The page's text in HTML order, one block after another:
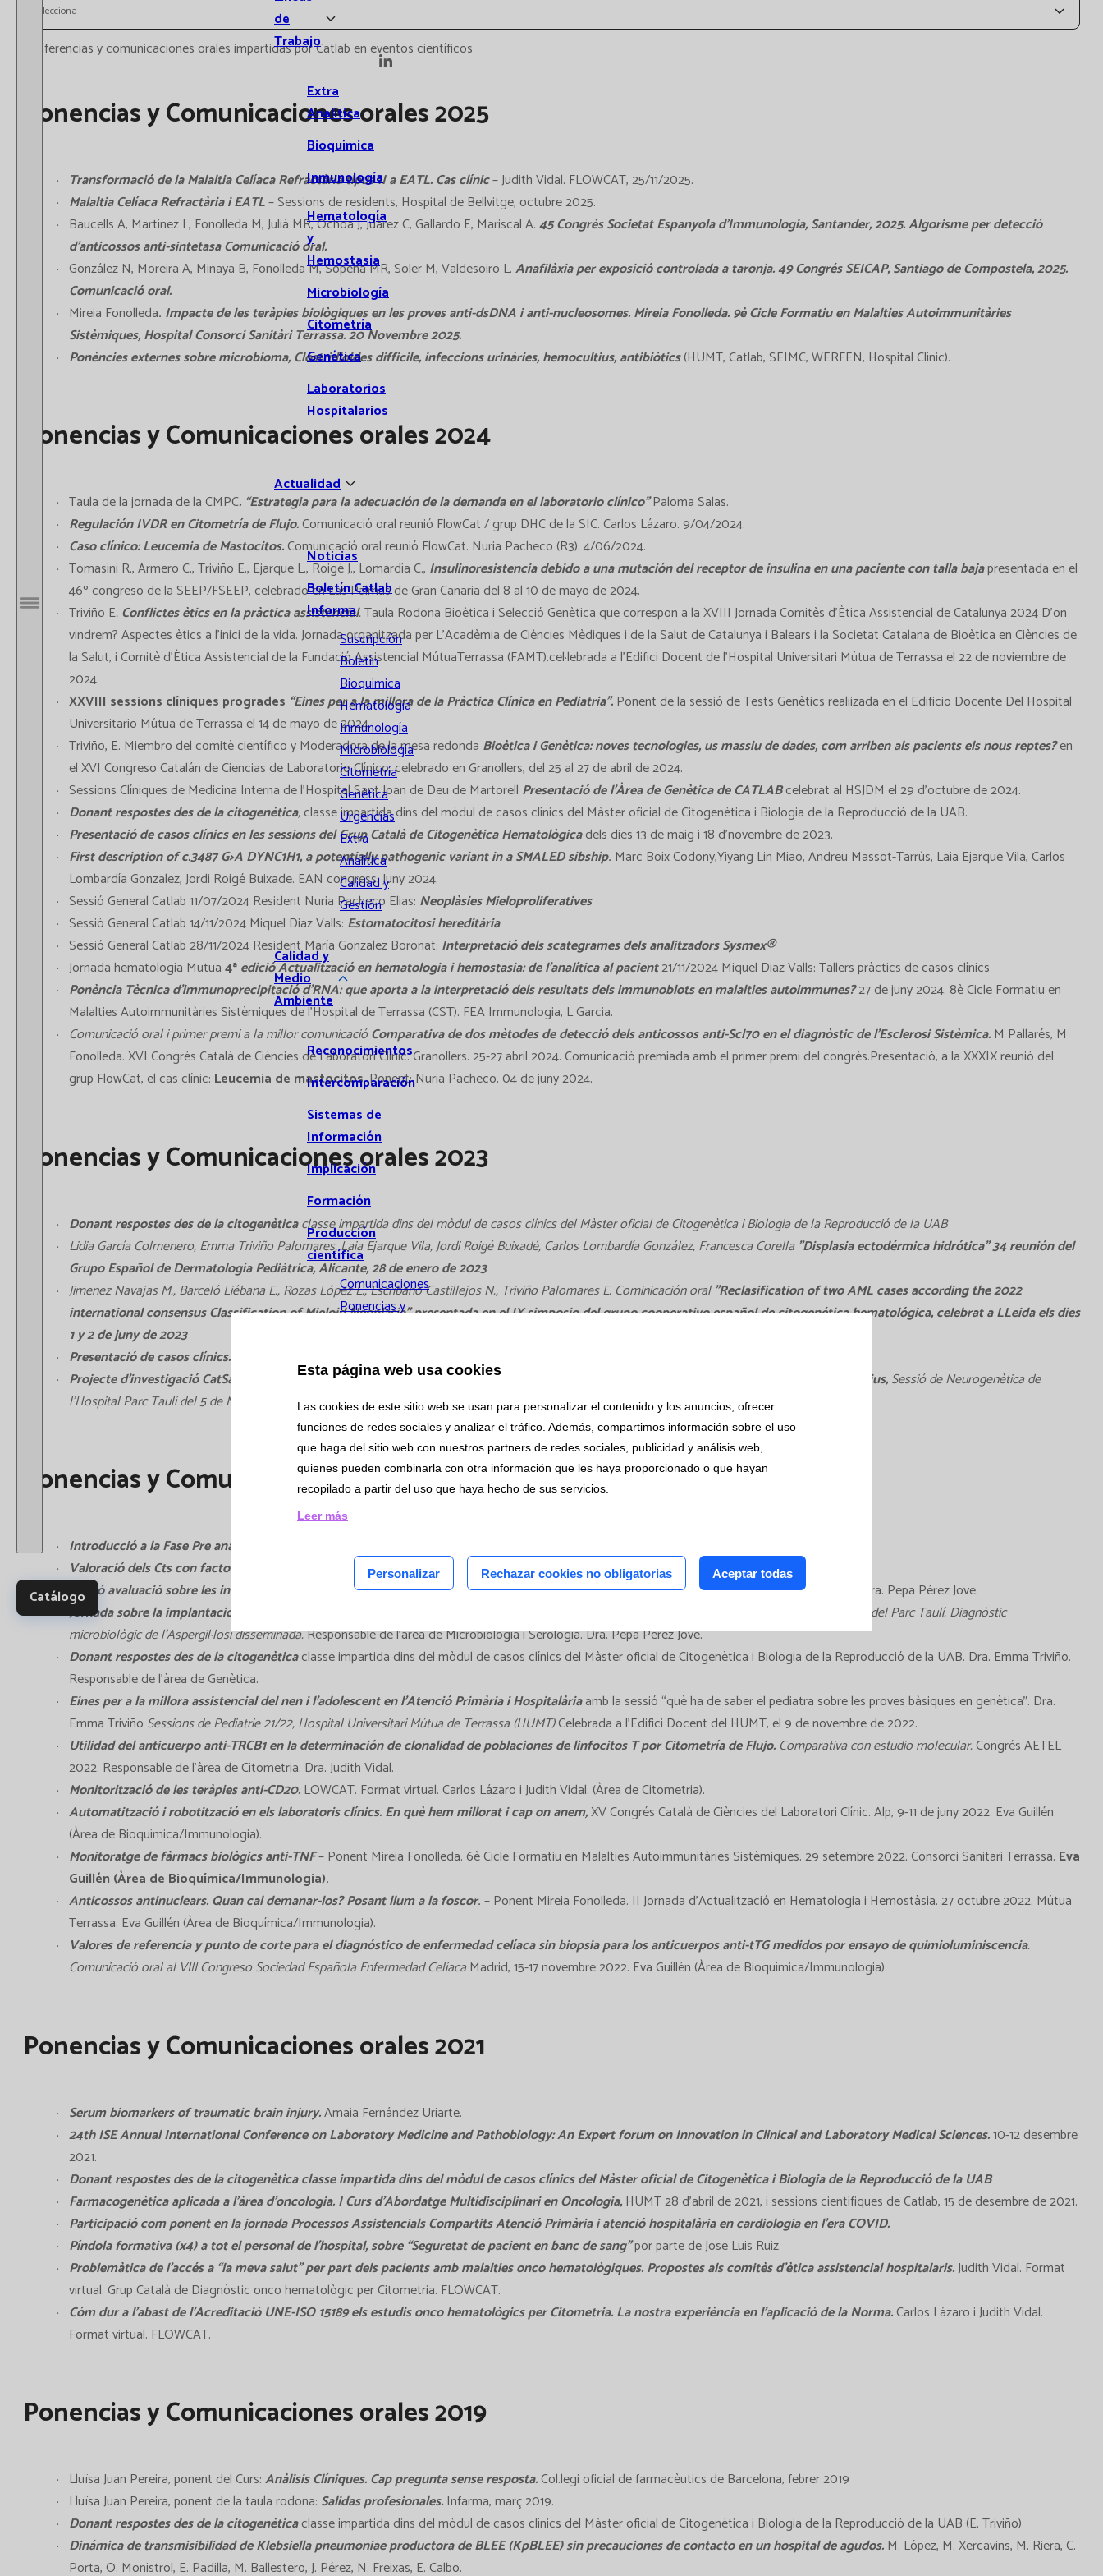
Abrir / Cerrar menú
de
Trabajo
Extra
Analítica
Bioquímica
Inmunología
Hematología
y
Hemostasia
Microbiología
Citometría
Genética
Laboratorios
Hospitalarios
Actualidad
Noticias
Boletín Catlab
Informa
Suscripción
Boletín
Bioquímica
Hematología
Inmunología
Microbiología
Citometría
Genética
Urgencias
Extra
Analítica
Calidad y
Gestión
Calidad y
Medio
Ambiente
Reconocimientos
Intercomparación
Sistemas de
Información
Implicación
Formación
Producción
científica
Comunicaciones
Ponencias y
Publicaciones
doctorales
Investigación
Ensayos clínicos
y Estudios
multicéntricos
Catálogo
Selecciona
Conferencias y comunicaciones orales impartidas por Catlab en eventos científicos
Ponencias y Comunicaciones orales 2025
Transformació de la Malaltia Celíaca Refractària tipus II a EATL. Cas clínic– Judith Vidal. FLOWCAT, 25/11/2025.
Malaltia Celíaca Refractària i EATL– Sessions de residents, Hospital de Bellvitge, octubre 2025.
Baucells A, Martínez L, Fonolleda M, Julià MR, Ochoa J, Juárez C, Gallardo E, Mariscal A.45 Congrés Societat Espanyola d’Immunologia, Santander, 2025. Algorisme per detecció
d’anticossos anti-sintetasa Comunicació oral.
González N, Moreira A, Minaya B, Fonolleda M, Sopena MR, Soler M, Valdesoiro L.Anafilàxia per exposició controlada a taronja. 49 Congrés SEICAP, Santiago de Compostela, 2025.
Comunicació oral.
Mireia Fonolleda. Impacte de les teràpies biològiques en les proves anti-dsDNA i anti-nucleosomes. Mireia Fonolleda. 9è Cicle Formatiu en Malalties Autoimmunitàries
Sistèmiques, Hospital Consorci Sanitàri Terrassa. 20 Novembre 2025.
Ponències externes sobre microbioma, Clostridioides difficile, infeccions urinàries, hemocultius, antibiòtics(HUMT, Catlab, SEIMC, WERFEN, Hospital Clínic).
Ponencias y Comunicaciones orales 2024
Taula de la jornada de la CMPC. “Estrategia para la adecuación de la demanda en el laboratorio clínico”Paloma Salas.
Regulación IVDR en Citometría de Flujo.Comunicació oral reunió FlowCat / grup DHC de la SIC. Carlos Lázaro. 9/04/2024.
Caso clínico: Leucemia de Mastocitos.Comunicació oral reunió FlowCat. Nuria Pacheco (R3). 4/06/2024.
Tomasini R., Armero C., Triviño E., Ejarque L., Roigé J., Lomardía C., Insulinoresistencia debido a una mutación del receptor de insulina en una paciente con talla bajapresentada en el
46º congreso de la SEEP/FSEEP, celebrado en Las Palmas de Gran Canaria del 8 al 10 de mayo de 2024.
Triviño E.Conflictes ètics en la pràctica assistencial.Taula Rodona Bioètica i Selecció Genètica que correspon a la XVIII Jornada Comitès d’Ètica Assistencial de Catalunya 2024 D’on
vindrem? Aspectes ètics a l’inici de la vida. Jornada organitzada per L’Acadèmia de Ciències Mèdiques i de la Salut de Catalunya i Balears i la Societat Catalana de Bioètica en Ciències de
la Salut, i Comitè d’Ètica Assistencial de la Fundació Assistencial MútuaTerrassa (FAMT).cel·lebrada a l’Edifici Docent de l’Hospital Universitari Mútua de Terrassa el 22 de noviembre de
2024.
XXVIII sessions clíniques progrades “Eines per a la millora de la Pràctica Clínica en Pediatria”.Ponent de la sessió de Tests Genètics realiizada en el Edificio Docente Del Hospital
Universitario Mútua de Terrassa el 14 de mayo de 2024.
Triviño, E. Miembro del comitè científico y Moderadora de la mesa redonda Bioètica i Genètica: noves tecnologies, us massiu de dades, com arriben als pacients els nous reptes?en
el XVI Congreso Catalán de Ciencias de Laboratorio Clínico, celebrado en Granollers, del 25 al 27 de abril de 2024.
Sessions Clíniques de Medicina Interna de l’Hospital Sant Joan de Deu de Martorell Presentació de l’Àrea de Genètica de CATLABcelebrat al HSJDM el 29 d’octubre de 2024.
Donant respostes des de la citogenètica,classe impartida dins del mòdul de casos clínics del Màster oficial de Citogenètica i Biologia de la Reproducció de la UAB.
Presentació de casos clínics en les sessions del Grup Català de Citogenètica Hematològicadels dies 13 de maig i 18 d’novembre de 2023.
First description of c.3487 G>A DYNC1H1, a potentially pathogenic variant in a SMALED sibship. Marc Boix Codony,Yiyang Lin Miao, Andreu Massot-Tarrús, Laia Ejarque Vila, Carlos
Lombardía Gonzalez, Jordi Roigé Buixade. EAN congress. Juny 2024.
Sessió General Catlab 11/07/2024 Resident Nuria Pacheco Elias: Neoplàsies Mieloproliferatives
Sessió General Catlab 14/11/2024 Miquel Diaz Valls: Estomatocitosi hereditària
Sessió General Catlab 28/11/2024 Resident María Gonzalez Boronat: Interpretació dels scategrames dels analitzadors Sysmex®
Jornada hematologia Mutua4ªedició Actualització en hematologia i hemostasia: de l’analítica al pacient21/11/2024 Miquel Diaz Valls: Tallers pràctics de casos clínics
Ponència Tècnica d'immunoprecipitació d'RNA: que aporta a la interpretació dels resultats dels immunoblots en malalties autoimmunes?27 de juny 2024. 8è Cicle Formatiu en
Malalties Autoimmunitàries Sistèmiques de l’Hospital de Terrassa (CST). FEA Immunologia, L Garcia.
Comunicació oral i primer premi a la millor comunicacióComparativa de dos mètodes de detecció dels anticossos anti-Scl70 en el diagnòstic de l’Esclerosi Sistèmica.M Pallarés, M
Fonolleda. XVI Congrés Català de Ciències de Laboratori Clínic. Granollers. 25-27 abril 2024. Comunicació premiada amb el primer premi del congrés.Presentació, a la XXXIX reunió del
grup FlowCat, el cas clínic: Leucemia de mastocitos. Ponent: Nuria Pacheco. 04 de juny 2024.
Ponencias y Comunicaciones orales 2023
Donant respostes des de la citogenèticaclasse impartida dins del mòdul de casos clínics del Màster oficial de Citogenètica i Biologia de la Reproducció de la UAB
Lidia García Colmenero, Emma Triviño Palomares, Laia Ejarque Vila, Jordi Roigé Buixadé, Carlos Lombardía González, Francesca Corella"Displasia ectodérmica hidrótica" 34 reunión del
Grupo Español de Dermatología Pediátrica, Alicante, 28 de enero de 2023
Jimenez Navajas M., Barceló Liébana E., Rozas López L., Escribano Castillejos N., Triviño Palomares E. Cominicación oral"Reclasification of two AML cases according the 2022
international consensus Classification of Mieloid Neoplasia" presentada en el IX simposio del grupo cooperativo español de citogenética hematológica, celebrat a LLeida els dies
1 y 2 de juny de 2023
Presentació de casos clínics.
Projecte d’investigació CatSalut 2018-2020. Intervencions Farmacogenètiques Ràpides per millorar el Tractament amb Fàrmacs Antidepressius,Sessió de Neurogenètica de
l’Hospital Parc Taulí del 5 de Maig de 2023
Ponencias y Comunicaciones orales 2022
Introducció a la Fase Pre analítica: El Inicio de la mostra.
Valoració dels Cts con factor de agressivitat HUMT
Responsable de l’àrea de Microbiologia i Serologia. Dra. Pepa Pérez Jove.
Sessió avaluació sobre les infeccions hospitalàries. Implantació PROA HUMT, CST, HSJDM.Responsable de l’àrea de Microbiologia i Serologia. Dra. Pepa Pérez Jove.
Jornada sobre la implantació del nou sistema d’interpretació microbiològica segons EUCAT.
Primària de l’ICS, conjuntament amb microbiologia del Parc Taulí. Diagnòstic
microbiològic de l’Aspergil·losi disseminada.Responsable de l’àrea de Microbiologia i Serologia. Dra. Pepa Pérez Jove.
Donant respostes des de la citogenèticaclasse impartida dins del mòdul de casos clínics del Màster oficial de Citogenètica i Biologia de la Reproducció de la UAB. Dra. Emma Triviño.
Responsable de l’àrea de Genètica.
Eines per a la millora assistencial del nen i l’adolescent en l’Atenció Primària i Hospitalàriaamb la sessió “què ha de saber el pediatra sobre les proves bàsiques en genètica”. Dra.
Emma Triviño Sessions de Pediatrie 21/22, Hospital Universitari Mútua de Terrassa (HUMT)Celebrada a l’Edifici Docent del HUMT, el 9 de novembre de 2022.
Utilidad del anticuerpo anti-TRCB1 en la determinación de clonalidad de poblaciones de linfocitos T por Citometría de Flujo. Comparativa con estudio molecular.Congrés AETEL
2022. Responsable de l’àrea de Citometria. Dra. Judith Vidal.
Monitorització de les teràpies anti-CD20.LOWCAT. Format virtual. Carlos Lázaro i Judith Vidal. (Àrea de Citometria).
Automatització i robotització en els laboratoris clínics. En què hem millorat i cap on anem,XV Congrés Català de Ciències del Laboratori Clínic. Alp, 9-11 de juny 2022. Eva Guillén
(Àrea de Bioquímica/Immunologia).
Monitoratge de fàrmacs biològics anti-TNF– Ponent Mireia Fonolleda. 6è Cicle Formatiu en Malalties Autoimmunitàries Sistèmiques. 29 setembre 2022. Consorci Sanitari Terrassa. Eva
Guillén (Àrea de Bioquímica/Immunologia).
Anticossos antinuclears. Quan cal demanar-los? Posant llum a la foscor.– Ponent Mireia Fonolleda. II Jornada d’Actualització en Hematologia i Hemostàsia. 27 octubre 2022. Mútua
Terrassa. Eva Guillén (Àrea de Bioquímica/Immunologia).
Valores de referencia y punto de corte para el diagnóstico de enfermedad celíaca sin biopsia para los anticuerpos anti-tTG medidos por ensayo de quimioluminiscencia.
Comunicació oral al VIII Congreso Sociedad Española Enfermedad CelíacaMadrid, 15-17 novembre 2022. Eva Guillén (Àrea de Bioquímica/Immunologia).
Ponencias y Comunicaciones orales 2021
Serum biomarkers of traumatic brain injury.Amaia Fernández Uriarte.
24th ISE Annual International Conference on Laboratory Medicine and Pathobiology: An Expert forum on Innovation in Clinical and Laboratory Medical Sciences.10-12 desembre
2021.
Donant respostes des de la citogenètica classe impartida dins del mòdul de casos clínics del Màster oficial de Citogenètica i Biologia de la Reproducció de la UAB
Farmacogenètica aplicada a l’àrea d’oncologia. I Curs d'Abordatge Multidisciplinari en Oncologia,HUMT 28 d’abril de 2021, i sessions científiques de Catlab, 15 de desembre de 2021.
Participació com ponent en la jornada Processos Assistencials Compartits Atenció Primària i atenció hospitalària en cardiologia en l’era COVID.
Píndola formativa (x4) a tot el personal de l’hospital, sobre “Seguretat de pacient en banc de sang”por parte de Jose Luis Ruiz.
Problemàtica de l’accés a “la meva salut” per part dels pacients amb malalties onco hematològiques. Propostes als comitès d’ètica assistencial hospitalaris.Judith Vidal. Format
virtual. Grup Català de Diagnòstic onco hematològic per Citometria. FLOWCAT.
Cóm dur a l’abast de l’Acreditació UNE-ISO 15189 els estudis onco hematològics per Citometria. La nostra experiència en l’aplicació de la Norma.Carlos Lázaro i Judith Vidal.
Format virtual. FLOWCAT.
Ponencias y Comunicaciones orales 2019
Lluïsa Juan Pereira, ponent del Curs:Anàlisis Clíniques. Cap pregunta sense resposta.Col.legi oficial de farmacèutics de Barcelona, febrer 2019
Lluïsa Juan Pereira, ponent de la taula rodona: Salidas profesionales.Infarma, març 2019.
Donant respostes des de la citogenèticaclasse impartida dins del mòdul de casos clínics del Màster oficial de Citogenètica i Biologia de la Reproducció de la UAB (E. Triviño)
Dinámica de transmisibilidad de Klebsiella pneumoniae productora de BLEE (KpBLEE) sin precauciones de contacto en un hospital de agudos.M. López, M. Xercavins, M. Riera, C.
Porta, O. Monistrol, E. Padilla, M. Ballestero, J. Pérez, N. Freixas, E. Calbo.
Esta página web usa cookies
Las cookies de este sitio web se usan para personalizar el contenido y los anuncios, ofrecer
funciones de redes sociales y analizar el tráfico. Además, compartimos información sobre el uso
que haga del sitio web con nuestros partners de redes sociales, publicidad y análisis web,
quienes pueden combinarla con otra información que les haya proporcionado o que hayan
recopilado a partir del uso que haya hecho de sus servicios.
Leer más
Personalizar Rechazar cookies no obligatorias Aceptar todas